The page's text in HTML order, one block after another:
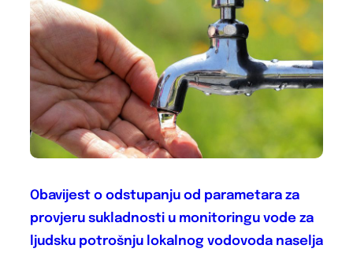
Obavijest o odstupanju od parametara za
provjeru sukladnosti u monitoringu vode za
ljudsku potrošnju lokalnog vodovoda naselja